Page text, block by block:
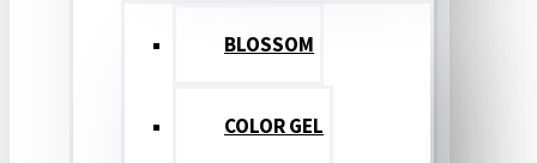
BLOSSOM
COLOR GEL